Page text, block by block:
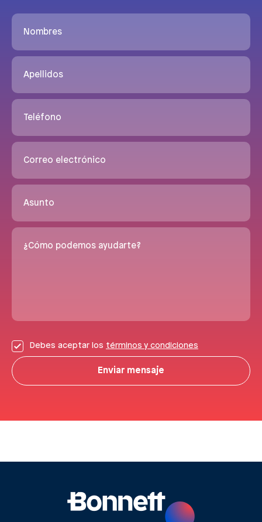
Nombres
Apellidos
Teléfono
Correo electrónico
Asunto
¿Cómo podemos ayudarte?
Debes aceptar los términos y condiciones
Enviar mensaje